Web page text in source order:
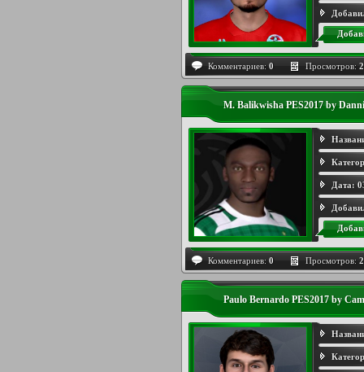
Комментариев: 0 Просмотров:
M. Balikwisha PES2017 by Danni
Дата:
Комментариев: 0 Просмотров:
Paulo Bernardo PES2017 by